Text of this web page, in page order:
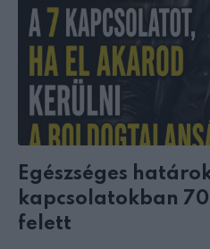
Egészséges
kapcsolatokban
felett